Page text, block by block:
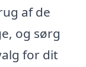
af de
og sørg
for dit